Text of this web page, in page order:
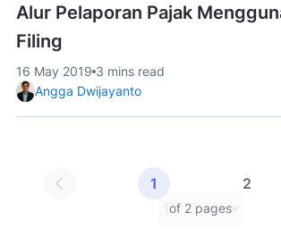
Alur Pelaporan Pajak
Filing
16 May 2019 3 mins read
Angga Dwijayanto
1
2
Pilih halaman
of 2 pages